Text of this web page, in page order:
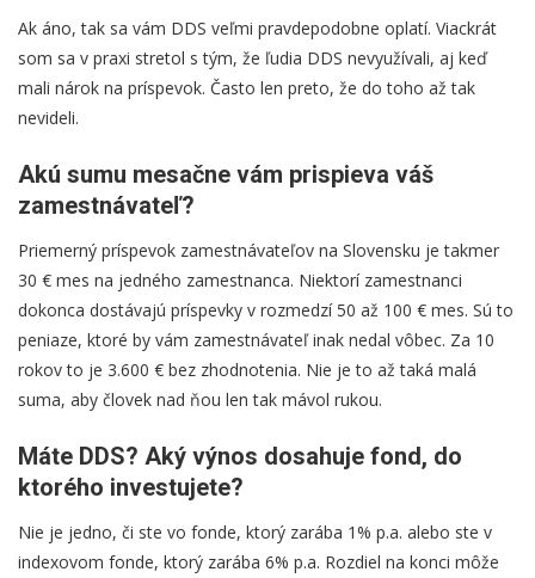
Ak áno, tak sa vám DDS veľmi pravdepodobne oplatí. Viackrát
som sa v praxi stretol s tým, že ľudia DDS nevyužívali, aj keď
mali nárok na príspevok. Často len preto, že do toho až tak
nevideli.
Akú sumu mesačne vám prispieva váš
zamestnávateľ?
Priemerný príspevok zamestnávateľov na Slovensku je takmer
30 € mes na jedného zamestnanca. Niektorí zamestnanci
dokonca dostávajú príspevky v rozmedzí 50 až 100 € mes. Sú to
peniaze, ktoré by vám zamestnávateľ inak nedal vôbec. Za 10
rokov to je 3.600 € bez zhodnotenia. Nie je to až taká malá
suma, aby človek nad ňou len tak mávol rukou.
Máte DDS? Aký výnos dosahuje fond, do
ktorého investujete?
Nie je jedno, či ste vo fonde, ktorý zarába 1% p.a. alebo ste v
indexovom fonde, ktorý zarába 6% p.a. Rozdiel na konci môže